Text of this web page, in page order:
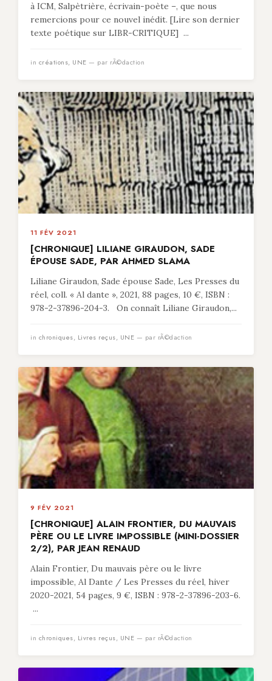
à ICM, Salpètrière, écrivain-poète –, que nous
remercions pour ce nouvel inédit. [Lire son dernier
texte poétique sur LIBR-CRITIQUE] ...
in créations, UNE — par rÃ©daction
11 FÉV 2021
[CHRONIQUE] LILIANE GIRAUDON, SADE
ÉPOUSE SADE, PAR AHMED SLAMA
Liliane Giraudon, Sade épouse Sade, Les Presses du
réel, coll. « Al dante », 2021, 88 pages, 10 €, ISBN :
978-2-37896-204-3. On connaît Liliane Giraudon,...
in chroniques, Livres reçus, UNE — par rÃ©daction
9 FÉV 2021
[CHRONIQUE] ALAIN FRONTIER, DU MAUVAIS
PÈRE OU LE LIVRE IMPOSSIBLE (MINI-DOSSIER
2/2), PAR JEAN RENAUD
Alain Frontier, Du mauvais père ou le livre
impossible, Al Dante / Les Presses du réel, hiver
2020-2021, 54 pages, 9 €, ISBN : 978-2-37896-203-6.
...
in chroniques, Livres reçus, UNE — par rÃ©daction